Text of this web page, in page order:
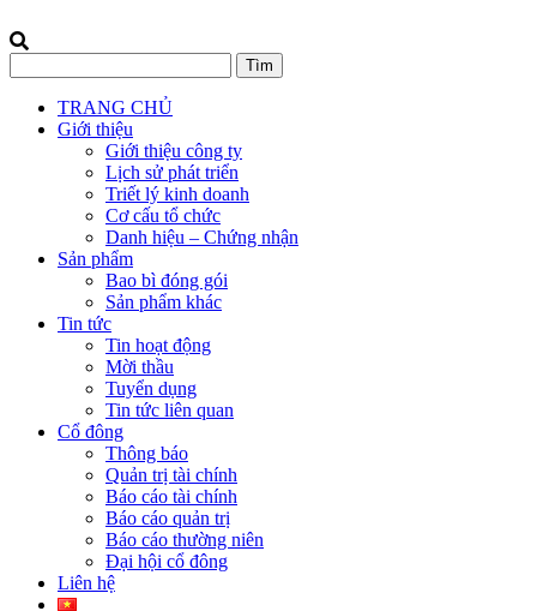
TRANG CHỦ
Giới thiệu
Giới thiệu công ty
Lịch sử phát triển
Triết lý kinh doanh
Cơ cấu tổ chức
Danh hiệu – Chứng nhận
Sản phẩm
Bao bì đóng gói
Sản phẩm khác
Tin tức
Tin hoạt động
Mời thầu
Tuyển dụng
Tin tức liên quan
Cổ đông
Thông báo
Quản trị tài chính
Báo cáo tài chính
Báo cáo quản trị
Báo cáo thường niên
Đại hội cổ đông
Liên hệ